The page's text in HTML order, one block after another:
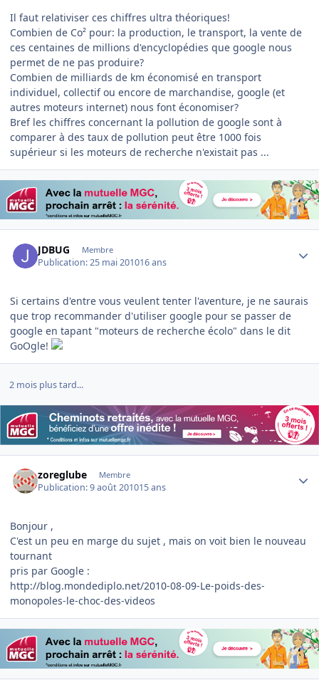
Il faut relativiser ces chiffres ultra théoriques!
Combien de Co² pour: la production, le transport, la vente de
ces centaines de millions d'encyclopédies que google nous
permet de ne pas produire?
Combien de milliards de km économisé en transport
individuel, collectif ou encore de marchandise, google (et
autres moteurs internet) nous font économiser?
Bref les chiffres concernant la pollution de google sont à
comparer à des taux de pollution peut être 1000 fois
supérieur si les moteurs de recherche n'existait pas ...
JDBUG Membre
Publication:25 mai 201016 ans
Si certains d'entre vous veulent tenter l'aventure, je ne saurais
que trop recommander d'utiliser google pour se passer de
google en tapant "moteurs de recherche écolo" dans le dit
GoOgle!
2 mois plus tard...
zoreglube Membre
Publication:9 août 201015 ans
Bonjour ,
C'est un peu en marge du sujet , mais on voit bien le nouveau
tournant
pris par Google :
http://blog.mondediplo.net/2010-08-09-Le-poids-des-
monopoles-le-choc-des-videos